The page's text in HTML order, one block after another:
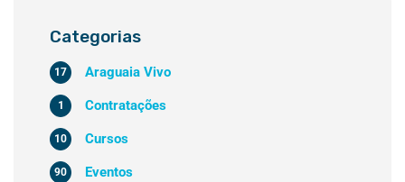
Categorias
Araguaia Vivo
17
Contratações
1
Cursos
10
Eventos
90